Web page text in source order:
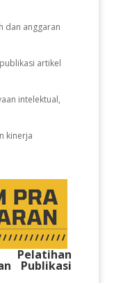
dan anggaran
artikel
intelektual,
kinerja
Pelatihan
Publikasi